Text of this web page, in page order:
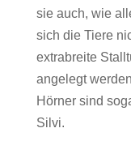
sie auch, wie
sich die Tiere
extrabreite
angelegt
Hörner sind
Silvi.